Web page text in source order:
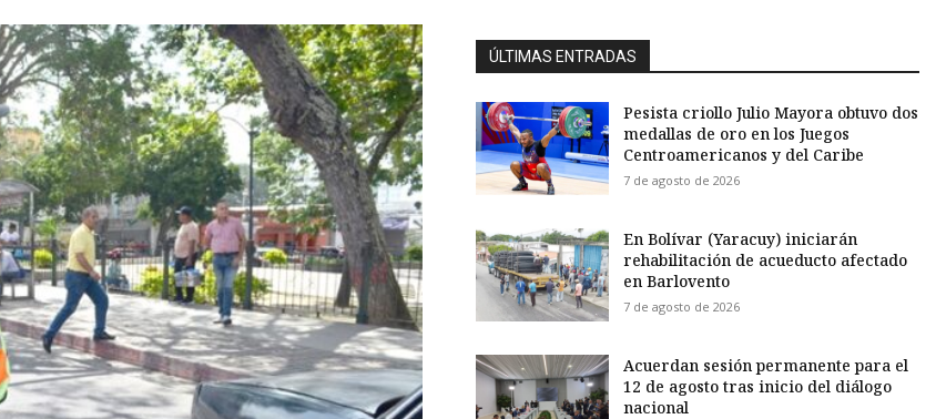
ÚLTIMAS ENTRADAS
Pesista criollo Julio Mayora obtuvo dos
medallas de oro en los Juegos
Centroamericanos y del Caribe
7 de agosto de 2026
En Bolívar (Yaracuy) iniciarán
rehabilitación de acueducto afectado
en Barlovento
7 de agosto de 2026
Acuerdan sesión permanente para el
12 de agosto tras inicio del diálogo
nacional